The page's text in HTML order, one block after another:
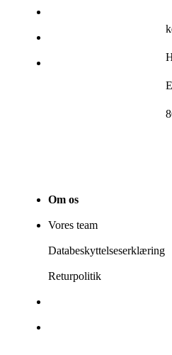
Om os
Vores team
Databeskyttelseserklæring
Returpolitik